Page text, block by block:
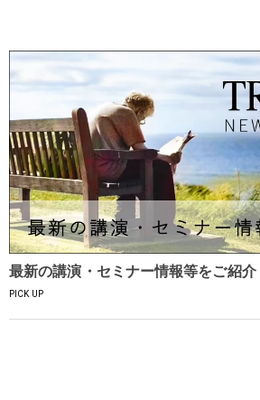
最新の講演・セミナー情報等をご紹介
PICK UP